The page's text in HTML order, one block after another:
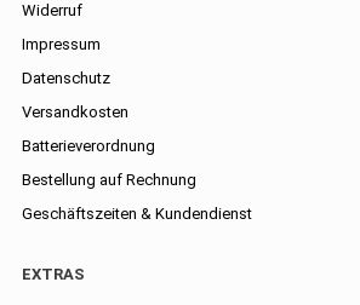
Widerruf
Impressum
Datenschutz
Versandkosten
Batterieverordnung
Bestellung auf Rechnung
Geschäftszeiten & Kundendienst
EXTRAS